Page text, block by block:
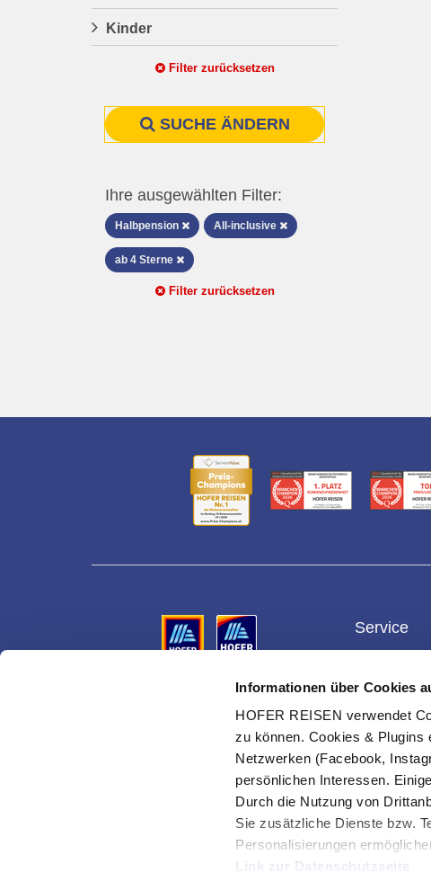
Informationen über Cookies
HOFER REISEN verwendet
zu können. Cookies & Plugins
Netzwerken (Facebook,
persönlichen Interessen.
Durch die Nutzung von
Sie zusätzliche Dienste bzw.
Personalisierungen
Link zur Datenschutzseite
Kinder
Filter zurücksetzen
SUCHE ÄNDERN
Ihre ausgewählten Filter:
Halbpension All-inclusive
ab 4 Sterne
Filter zurücksetzen
Vermittler ist die HOFER REISEN GmbH & Co KG,
Service
Ihre Vorteile
Urlaubs-
Suche und
Cookie-
verwalten